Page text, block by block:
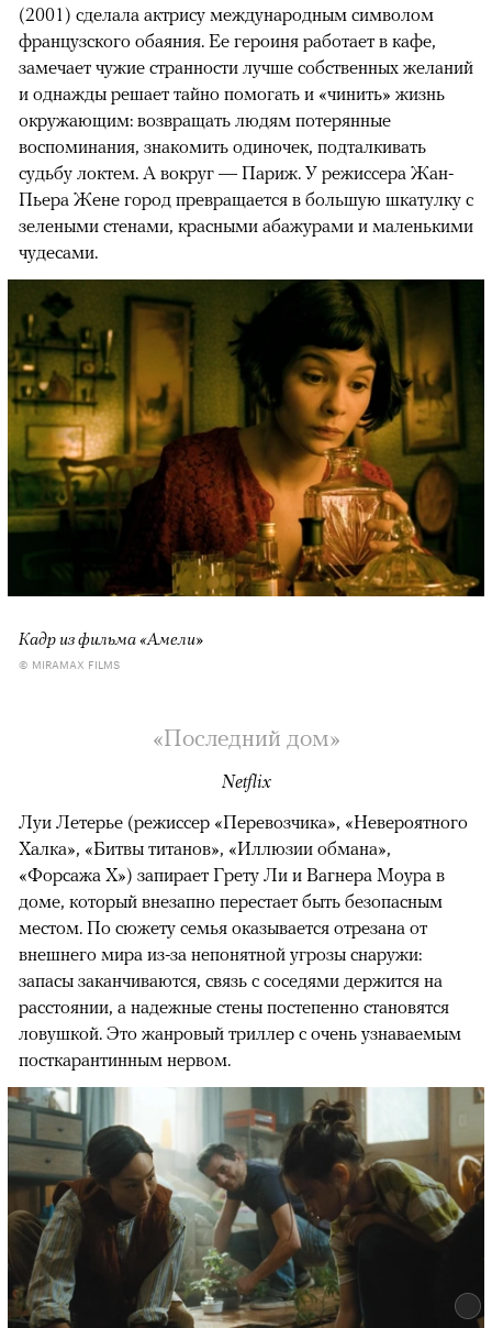
(2001) сделала актрису международным символом
французского обаяния. Ее героиня работает в кафе,
замечает чужие странности лучше собственных желаний
и однажды решает тайно помогать и «чинить» жизнь
окружающим: возвращать людям потерянные
воспоминания, знакомить одиночек, подталкивать
судьбу локтем. А вокруг — Париж. У режиссера Жан-
Пьера Жене город превращается в большую шкатулку с
зелеными стенами, красными абажурами и маленькими
чудесами.
Кадр из фильма «Амели»
© MIRAMAX FILMS
«Последний дом»
Netflix
Луи Летерье (режиссер «Перевозчика», «Невероятного
Халка», «Битвы титанов», «Иллюзии обмана»,
«Форсажа X») запирает Грету Ли и Вагнера Моура в
доме, который внезапно перестает быть безопасным
местом. По сюжету семья оказывается отрезана от
внешнего мира из-за непонятной угрозы снаружи:
запасы заканчиваются, связь с соседями держится на
расстоянии, а надежные стены постепенно становятся
ловушкой. Это жанровый триллер с очень узнаваемым
посткарантинным нервом.